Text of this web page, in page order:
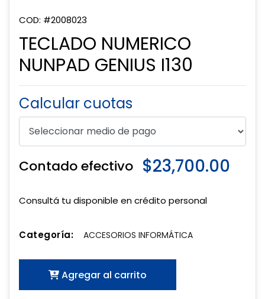
COD: #2008023
TECLADO NUMERICO
NUNPAD GENIUS I130
Calcular cuotas
Contado efectivo $23,700.00
Consultá tu disponible en crédito personal
Categoría: ACCESORIOS INFORMÁTICA
Agregar al carrito